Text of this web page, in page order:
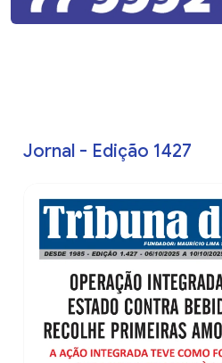
Jornal - Edição 1427